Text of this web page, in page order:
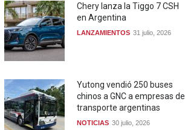
Chery lanza la Tiggo 7 CSH
en Argentina
LANZAMIENTOS 31 julio, 2026
Yutong vendió 250 buses
chinos a GNC a empresas de
transporte argentinas
NOTICIAS 30 julio, 2026